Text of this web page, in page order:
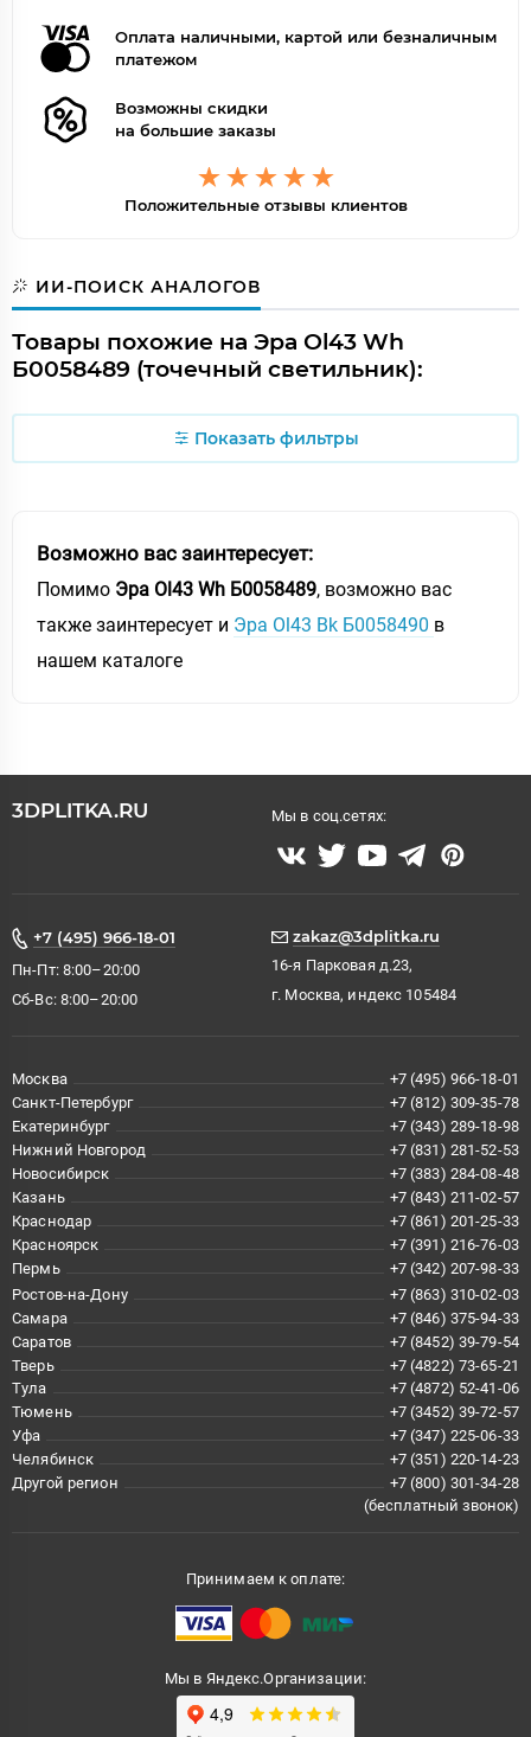
Оплата наличными, картой или безналичным
платежом
Возможны скидки
на большие заказы
Положительные отзывы клиентов
ИИ-ПОИСК АНАЛОГОВ
Товары похожие на Эра Ol43 Wh
Б0058489 (точечный светильник):
Показать фильтры
Возможно вас заинтересует:
Помимо Эра Ol43 Wh Б0058489, возможно вас
также заинтересует и Эра Ol43 Bk Б0058490 в
нашем каталоге
3DPLITKA.RU Мы в соц.сетях:
+7 (495) 966-18-01
Пн-Пт: 8:00–20:00
Сб-Вс: 8:00–20:00
zakaz@3dplitka.ru
16-я Парковая д.23,
г. Москва, индекс 105484
Москва
+7 (495) 966-18-01
Санкт-Петербург
+7 (812) 309-35-78
Екатеринбург
+7 (343) 289-18-98
Нижний Новгород
+7 (831) 281-52-53
Новосибирск
+7 (383) 284-08-48
Казань
+7 (843) 211-02-57
Краснодар
+7 (861) 201-25-33
Красноярск
+7 (391) 216-76-03
Пермь
+7 (342) 207-98-33
Ростов-на-Дону
+7 (863) 310-02-03
Самара
+7 (846) 375-94-33
Саратов
+7 (8452) 39-79-54
Тверь
+7 (4822) 73-65-21
Тула
+7 (4872) 52-41-06
Тюмень
+7 (3452) 39-72-57
Уфа
+7 (347) 225-06-33
Челябинск
+7 (351) 220-14-23
Другой регион
+7 (800) 301-34-28
(бесплатный звонок)
Принимаем к оплате:
Мы в Яндекс.Организации: